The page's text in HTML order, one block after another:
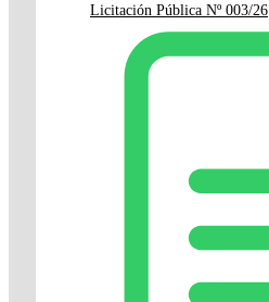
Licitación Pública Nº 003/26